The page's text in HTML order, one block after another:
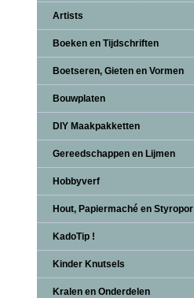
Artists
Boeken en Tijdschriften
Boetseren, Gieten en Vormen
Bouwplaten
DIY Maakpakketten
Gereedschappen en Lijmen
Hobbyverf
Hout, Papiermaché en Styropor
KadoTip !
Kinder Knutsels
Kralen en Onderdelen